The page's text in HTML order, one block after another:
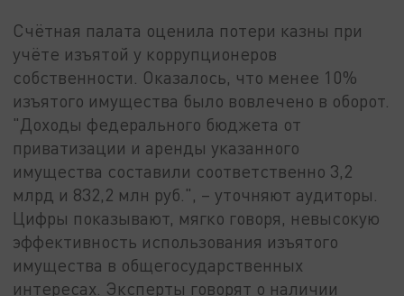
Счётная палата оценила потери казны при
учёте изъятой у коррупционеров
собственности. Оказалось, что менее 10%
изъятого имущества было вовлечено в оборот.
"Доходы федерального бюджета от
приватизации и аренды указанного
имущества составили соответственно 3,2
млрд и 832,2 млн руб.", – уточняют аудиторы.
Цифры показывают, мягко говоря, невысокую
эффективность использования изъятого
имущества в общегосударственных
интересах. Эксперты говорят о наличии